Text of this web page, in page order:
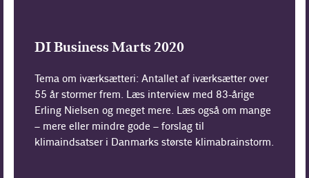
DI Business Marts 2020
Tema om iværksætteri: Antallet af iværksætter over
55 år stormer frem. Læs interview med 83-årige
Erling Nielsen og meget mere. Læs også om mange
– mere eller mindre gode – forslag til
klimaindsatser i Danmarks største klimabrainstorm.